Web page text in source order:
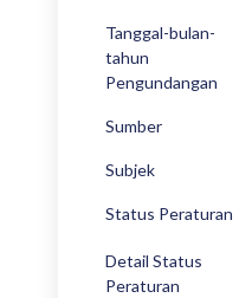
Tanggal-bulan-
tahun
Pengundangan
Sumber
Subjek
Status Peraturan
Detail Status
Peraturan